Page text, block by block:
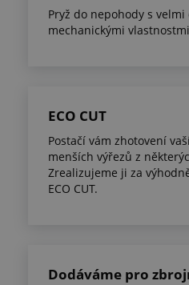
Pryž do nepohody s
mechanickými
ECO CUT
Postačí vám zhotovení
menších výřezů z
Zrealizujeme ji za
ECO CUT.
Dodáváme pro